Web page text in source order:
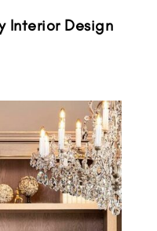
Interior Design